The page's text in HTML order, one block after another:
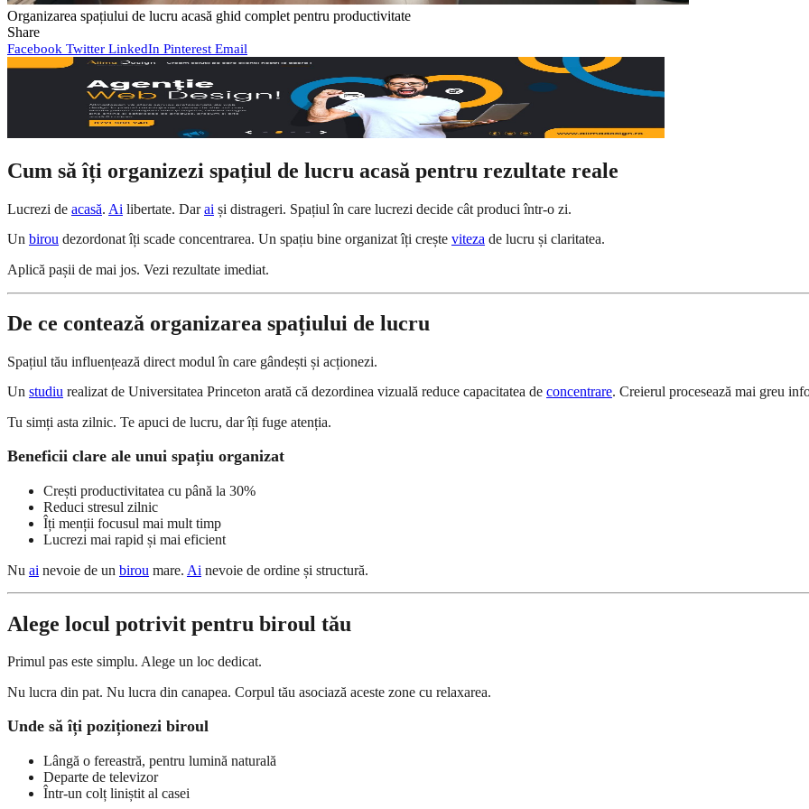
Organizarea spațiului de lucru acasă ghid complet pentru productivitate
Share
Facebook Twitter LinkedIn Pinterest Email
Cum să îți organizezi spațiul de lucru acasă pentru rezultate reale
Lucrezi de acasă. Ai libertate. Darai și distrageri. Spațiul în care lucrezi decide cât produci într-o zi.
Un birou dezordonat îți scade concentrarea. Un spațiu bine organizat îți crește viteza de lucru și claritatea.
Aplică pașii de mai jos. Vezi rezultate imediat.
De ce contează organizarea spațiului de lucru
Spațiul tău influențează direct modul în care gândești și acționezi.
Un studiu realizat de Universitatea Princeton arată că dezordinea vizuală reduce capacitatea de concentrare. Creierul procesează mai greu
Tu simți asta zilnic. Te apuci de lucru, dar îți fuge atenția.
Beneficii clare ale unui spațiu organizat
Crești productivitatea cu până la 30%
Reduci stresul zilnic
Îți menții focusul mai mult timp
Lucrezi mai rapid și mai eficient
Nu ai nevoie de un birou mare. Ai nevoie de ordine și structură.
Alege locul potrivit pentru biroul tău
Primul pas este simplu. Alege un loc dedicat.
Nu lucra din pat. Nu lucra din canapea. Corpul tău asociază aceste zone cu relaxarea.
Unde să îți poziționezi biroul
Lângă o fereastră, pentru lumină naturală
Departe de televizor
Într-un colț liniștit al casei